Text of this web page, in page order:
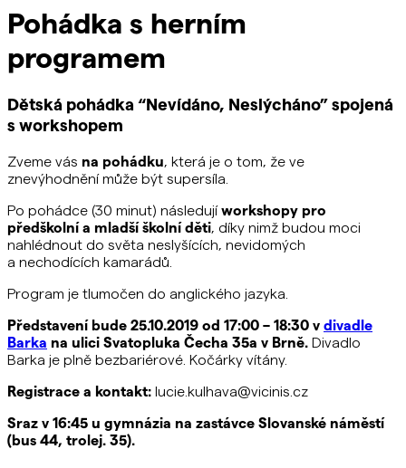
Pohádka s herním
programem
Dětská pohádka “Nevídáno, Neslýcháno” spojená
s workshopem
Zveme vás na pohádku , která je o tom, že ve
znevýhodnění může být supersíla.
Po pohádce (30 minut) následujíworkshopy pro
předškolní a mladší školní děti , díky nimž budou moci
nahlédnout do světa neslyšících, nevidomých
a nechodících kamarádů.
Program je tlumočen do anglického jazyka.
Představení bude 25.10.2019 od 17:00 – 18:30 v divadle
Barka na ulici Svatopluka Čecha 35a v Brně. Divadlo
Barka je plně bezbariérové. Kočárky vítány.
Registrace a kontakt: lucie.kulhava@vicinis.cz
Sraz v 16:45 u gymnázia na zastávce Slovanské náměstí
(bus 44, trolej. 35).